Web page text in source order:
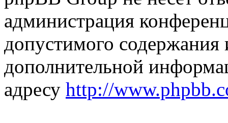
администрация
допустимого
дополнительной
адресу http://